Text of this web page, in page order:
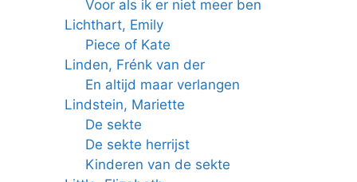
Voor als ik er niet meer ben
Lichthart, Emily
Piece of Kate
Linden, Frénk van der
En altijd maar verlangen
Lindstein, Mariette
De sekte
De sekte herrijst
Kinderen van de sekte